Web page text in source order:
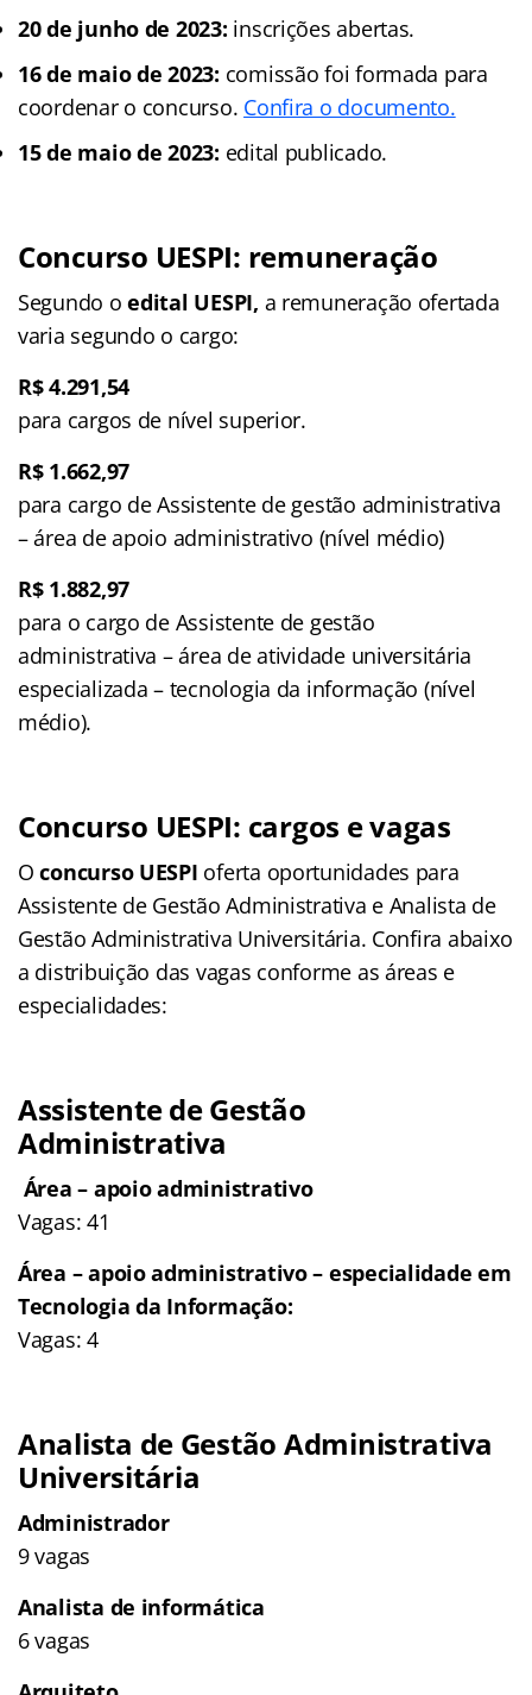
20 de junho de 2023: inscrições abertas.
16 de maio de 2023: comissão foi formada para
coordenar o concurso. Confira o documento.
15 de maio de 2023: edital publicado.
Concurso UESPI: remuneração
Segundo o edital UESPI, a remuneração ofertada
varia segundo o cargo:
R$ 4.291,54
para cargos de nível superior.
R$ 1.662,97
para cargo de Assistente de gestão administrativa
– área de apoio administrativo (nível médio)
R$ 1.882,97
para o cargo de Assistente de gestão
administrativa – área de atividade universitária
especializada – tecnologia da informação (nível
médio).
Concurso UESPI: cargos e vagas
O concurso UESPI oferta oportunidades para
Assistente de Gestão Administrativa e Analista de
Gestão Administrativa Universitária. Confira abaixo
a distribuição das vagas conforme as áreas e
especialidades:
Assistente de Gestão
Administrativa
Área – apoio administrativo
Vagas: 41
Área – apoio administrativo – especialidade em
Tecnologia da Informação:
Vagas: 4
Analista de Gestão Administrativa
Universitária
Administrador
9 vagas
Analista de informática
6 vagas